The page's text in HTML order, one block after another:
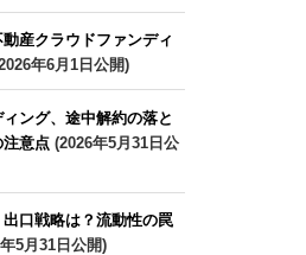
動産クラウドファンディ
年6月1日公開)
ング、途中解約の落と
注意点(2026年5月31日公
口戦略は？流動性の罠
5月31日公開)